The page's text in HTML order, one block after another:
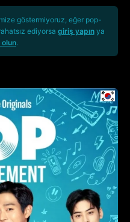
göstermiyoruz, eğer pop-
ediyorsa giriş yapınya
olun.